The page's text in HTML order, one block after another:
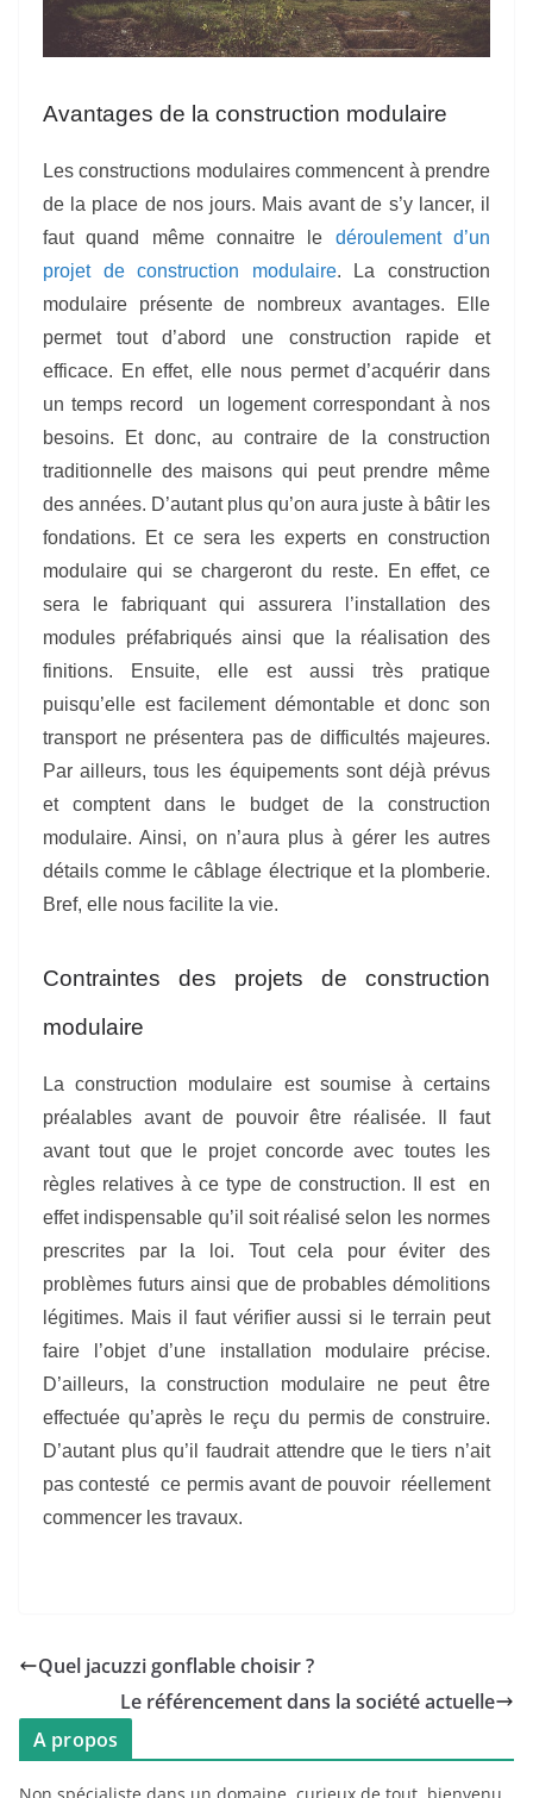
Avantages de la construction modulaire
Les constructions modulaires commencent à prendre
de la place de nos jours. Mais avant de s’y lancer, il
faut quand même connaitre le déroulement d’un
projet de construction modulaire. La construction
modulaire présente de nombreux avantages. Elle
permet tout d’abord une construction rapide et
efficace. En effet, elle nous permet d’acquérir dans
un temps record un logement correspondant à nos
besoins. Et donc, au contraire de la construction
traditionnelle des maisons qui peut prendre même
des années. D’autant plus qu’on aura juste à bâtir les
fondations. Et ce sera les experts en construction
modulaire qui se chargeront du reste. En effet, ce
sera le fabriquant qui assurera l’installation des
modules préfabriqués ainsi que la réalisation des
finitions. Ensuite, elle est aussi très pratique
puisqu’elle est facilement démontable et donc son
transport ne présentera pas de difficultés majeures.
Par ailleurs, tous les équipements sont déjà prévus
et comptent dans le budget de la construction
modulaire. Ainsi, on n’aura plus à gérer les autres
détails comme le câblage électrique et la plomberie.
Bref, elle nous facilite la vie.
Contraintes des projets de construction
modulaire
La construction modulaire est soumise à certains
préalables avant de pouvoir être réalisée. Il faut
avant tout que le projet concorde avec toutes les
règles relatives à ce type de construction. Il est en
effet indispensable qu’il soit réalisé selon les normes
prescrites par la loi. Tout cela pour éviter des
problèmes futurs ainsi que de probables démolitions
légitimes. Mais il faut vérifier aussi si le terrain peut
faire l’objet d’une installation modulaire précise.
D’ailleurs, la construction modulaire ne peut être
effectuée qu’après le reçu du permis de construire.
D’autant plus qu’il faudrait attendre que le tiers n’ait
pas contesté ce permis avant de pouvoir réellement
commencer les travaux.
Quel jacuzzi gonflable choisir ?
Le référencement dans la société actuelle
A propos